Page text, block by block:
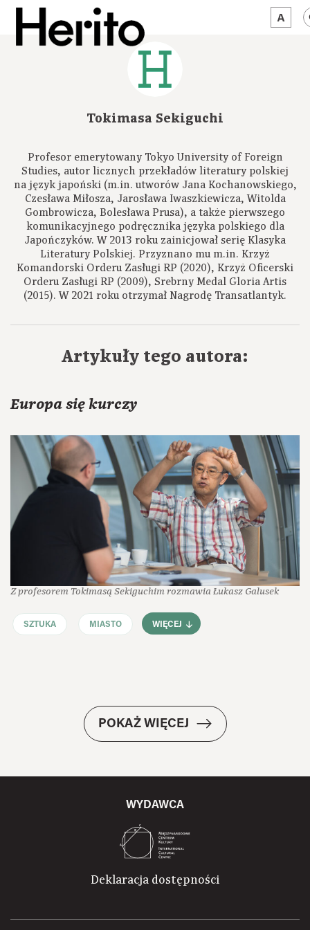
JĘZYK: PL
Tokimasa Sekiguchi
Profesor emerytowany Tokyo University of Foreign
Studies, autor licznych przekładów literatury polskiej
na język japoński (m.in. utworów Jana Kochanowskiego,
Czesława Miłosza, Jarosława Iwaszkiewicza, Witolda
Gombrowicza, Bolesława Prusa), a także pierwszego
komunikacyjnego podręcznika języka polskiego dla
Japończyków. W 2013 roku zainicjował serię Klasyka
Literatury Polskiej. Przyznano mu m.in. Krzyż
Komandorski Orderu Zasługi RP (2020), Krzyż Oficerski
Orderu Zasługi RP (2009), Srebrny Medal Gloria Artis
(2015). W 2021 roku otrzymał Nagrodę Transatlantyk.
Artykuły tego autora:
Europa się kurczy
Z profesorem Tokimasą Sekiguchim rozmawia Łukasz Galusek
SZTUKA MIASTO WIĘCEJ
POKAŻ WIĘCEJ
WYDAWCA
Deklaracja dostępności